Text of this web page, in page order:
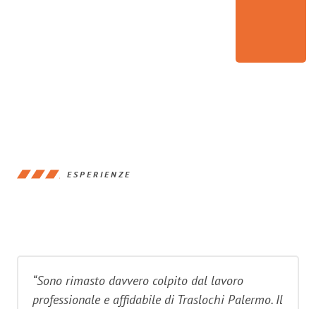
ESPERIENZE
“Sono rimasto davvero colpito dal lavoro
professionale e affidabile di Traslochi Palermo. Il